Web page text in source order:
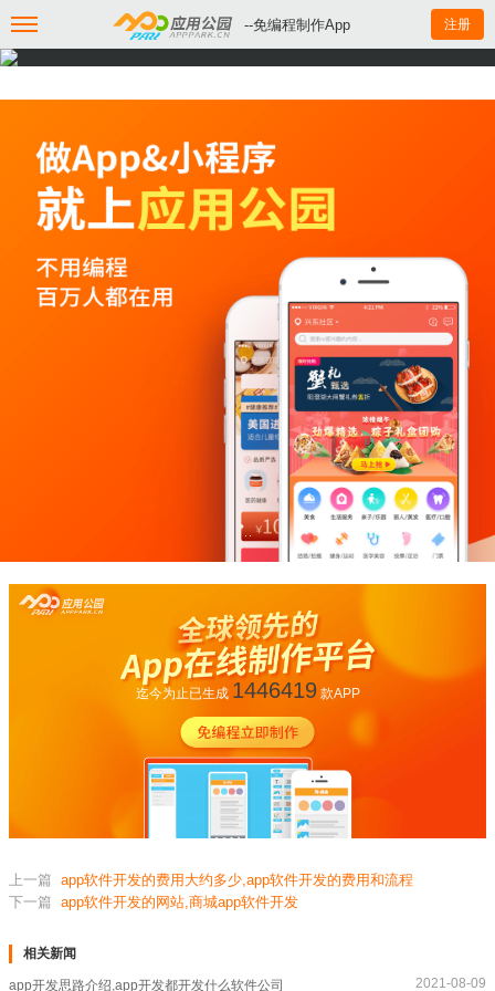
--免编程制作App 注册
迄今为止已生成 1446419款APP
上一篇 app软件开发的费用大约多少,app软件开发的费用和流程
下一篇 app软件开发的网站,商城app软件开发
相关新闻
app开发思路介绍,app开发都开发什么软件公司 2021-08-09